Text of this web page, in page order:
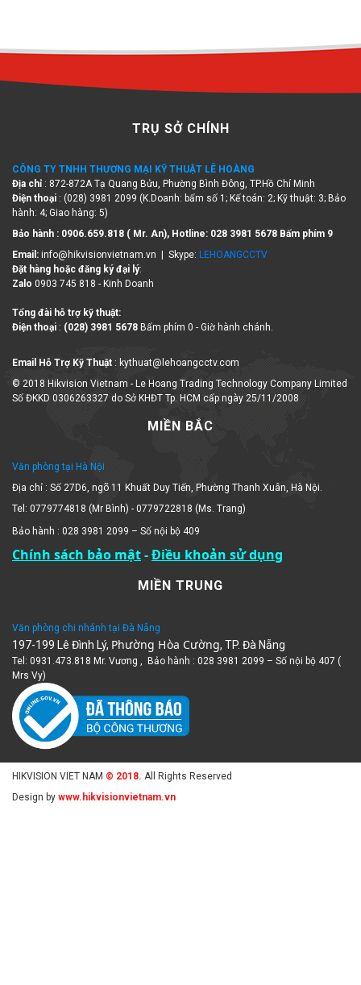
TRỤ SỞ CHÍNH
CÔNG TY TNHH THƯƠNG MẠI KỸ THUẬT LÊ HOÀNG
Địa chỉ : 872-872A Tạ Quang Bửu, Phường Bình Đông, TP.Hồ Chí Minh
Điện thoại : (028) 3981 2099 (K.Doanh: bấm số 1; Kế toán: 2; Kỹ thuật: 3; Bảo
hành: 4; Giao hàng: 5)
Bảo hành : 0906.659.818 ( Mr. An), Hotline: 028 3981 5678 Bấm phím 9
Email: info@hikvisionvietnam.vn | Skype: LEHOANGCCTV
Đặt hàng hoặc đăng ký đại lý:
Zalo 0903 745 818 - Kinh Doanh
Tổng đài hỗ trợ kỹ thuật:
Điện thoại : (028) 3981 5678 Bấm phím 0 - Giờ hành chánh.
Email Hỗ Trợ Kỹ Thuật : kythuat@lehoangcctv.com
© 2018 Hikvision Vietnam - Le Hoang Trading Technology Company Limited
Số ĐKKD 0306263327 do Sở KHĐT Tp. HCM cấp ngày 25/11/2008
MIỀN BẮC
Văn phòng tại Hà Nội
Địa chỉ : Số 27D6, ngõ 11 Khuất Duy Tiến, Phường Thanh Xuân, Hà Nội.
Tel: 0779774818 (Mr Bình) - 0779722818 (Ms. Trang)
Bảo hành : 028 3981 2099 – Số nội bộ 409
Chính sách bảo mật-Điều khoản sử dụng
MIỀN TRUNG
Văn phòng chi nhánh tại Đà Nẵng
197-199 Lê Đình Lý, Phường Hòa Cường, TP. Đà Nẵng
Tel: 0931.473.818 Mr. Vương , Bảo hành : 028 3981 2099 – Số nội bộ 407 (
Mrs Vy)
HIKVISION VIET NAM © 2018. All Rights Reserved
Design by www.hikvisionvietnam.vn